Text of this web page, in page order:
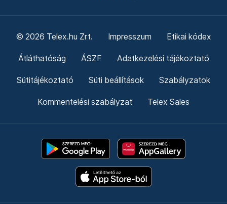
© 2026 Telex.hu Zrt. Impresszum Etikai kódex
Átláthatóság ÁSZF Adatkezelési tájékoztató
Sütitájékoztató Süti beállítások Szabályzatok
Kommentelési szabályzat Telex Sales